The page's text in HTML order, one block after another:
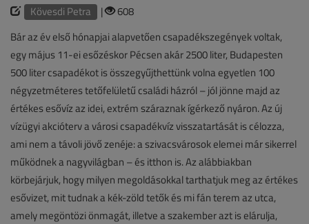
Kövesdi Petra |
608
Bár az év első hónapjai alapvetően csapadékszegények voltak,
egy május 11-ei esőzéskor Pécsen akár 2500 liter, Budapesten
500 liter csapadékot is összegyűjthettünk volna egyetlen 100
négyzetméteres tetőfelületű családi házról – jól jönne majd az
értékes esővíz az idei, extrém száraznak ígérkező nyáron. Az új
vízügyi akcióterv a városi csapadékvíz visszatartását is célozza,
ami nem a távoli jövő zenéje: a szivacsvárosok elemei már sikerrel
működnek a nagyvilágban – és itthon is. Az alábbiakban
körbejárjuk, hogy milyen megoldásokkal tarthatjuk meg az értékes
esővizet, mit tudnak a kék-zöld tetők és mi fán terem az utca,
amely megöntözi önmagát, illetve a szakember azt is elárulja,